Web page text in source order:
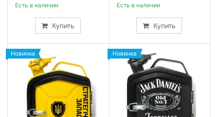
Купить
Есть в наличии
Купить
Есть в наличии
Новинка Новинка